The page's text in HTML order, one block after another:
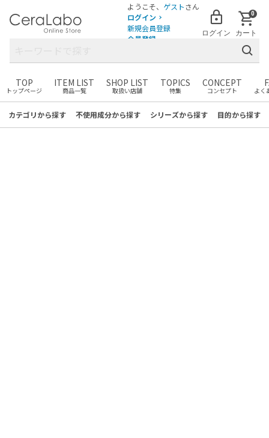
ようこそ、 ゲストさん
ログイン
新規会員登録
会員登録
ログイン カート
0
まだカートに商品がありません。
カートに追加しましょう！
TOP
トップページ
ITEM LIST
商品一覧
SHOP LIST
取扱い店舗
TOPICS
特集
CONCEPT
コンセプト よく
カテゴリから探す 不使用成分から探す シリーズから探す 目的から探す